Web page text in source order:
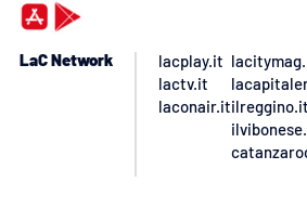
LaC Network
lacplay.it
lactv.it
laconair.itilreggino.it